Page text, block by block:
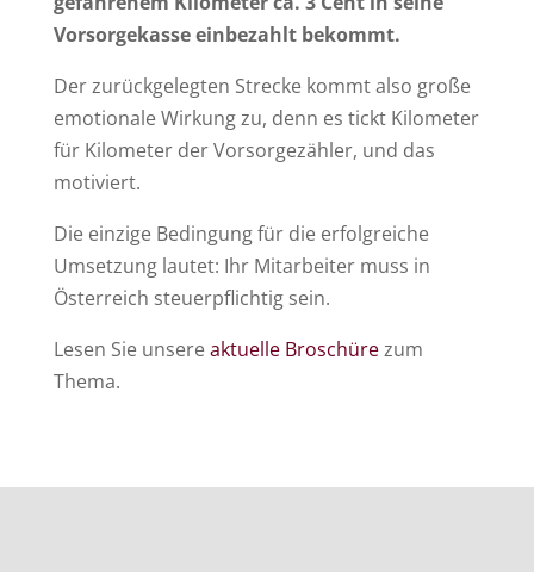
Vorsorgekasse einbezahlt bekommt.
Der zurückgelegten Strecke kommt also große
emotionale Wirkung zu, denn es tickt Kilometer
für Kilometer der Vorsorgezähler, und das
motiviert.
Die einzige Bedingung für die erfolgreiche
Umsetzung lautet: Ihr Mitarbeiter muss in
Österreich steuerpflichtig sein.
Lesen Sie unsereaktuelle Broschürezum
Thema.